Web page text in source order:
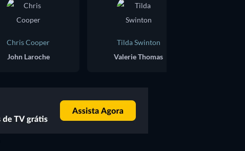
Chris Cooper
John Laroche
Tilda Swinton
Valerie Thomas